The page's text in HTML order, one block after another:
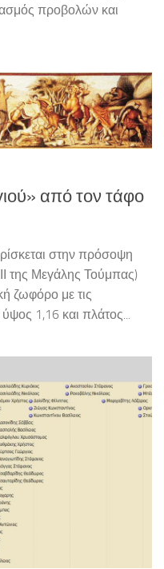
προβολών και
από τον τάφο
στην πρόσοψη
της Μεγάλης Τούμπας)
ζωφόρο με τις
1,16 και πλάτος...